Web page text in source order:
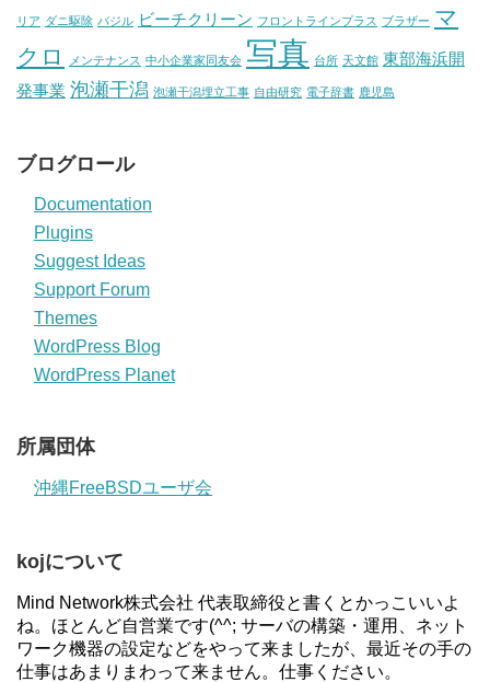
リア ダニ駆除 バジル ビーチクリーン フロントラインプラス ブラザー マ
クロ
メンテナンス 中小企業家同友会 写真 台所 天文館 東部海浜開
発事業 泡瀬干潟 泡瀬干潟埋立工事 自由研究 電子辞書 鹿児島
ブログロール
Documentation
Plugins
Suggest Ideas
Support Forum
Themes
WordPress Blog
WordPress Planet
所属団体
沖縄FreeBSDユーザ会
kojについて
Mind Network株式会社 代表取締役と書くとかっこいいよ
ね。ほとんど自営業です(^^; サーバの構築・運用、ネット
ワーク機器の設定などをやって来ましたが、最近その手の
仕事はあまりまわって来ません。仕事ください。